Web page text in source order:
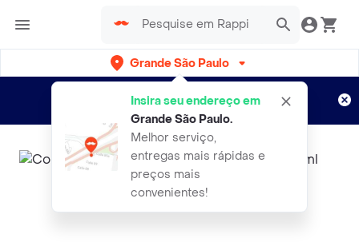
Grande São Paulo
Insira seu endereço em
Grande São Paulo.
Melhor serviço,
entregas mais rápidas e
preços mais
convenientes!
Entregas grátis por 15 dias!
Aplicam T&C